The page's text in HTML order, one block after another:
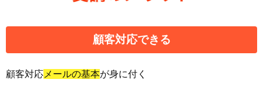
顧客対応できる
顧客対応 メールの基本が身に付く